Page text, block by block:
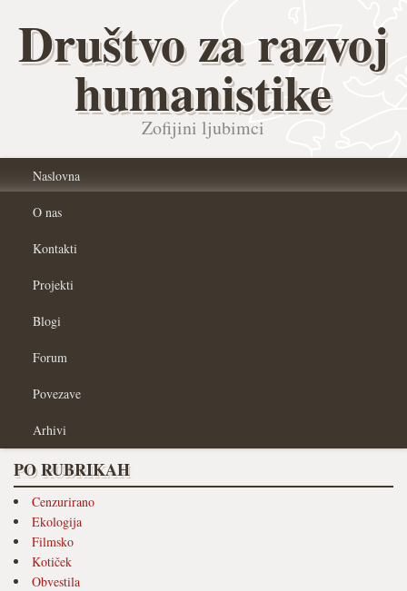
Društvo za razvoj
humanistike
Zofijini ljubimci
Naslovna
O nas
Kontakti
Projekti
Blogi
Forum
Povezave
Arhivi
PO RUBRIKAH
Cenzurirano
Ekologija
Filmsko
Kotiček
Obvestila